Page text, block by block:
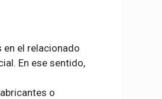
en el relacionado
En ese sentido,
o